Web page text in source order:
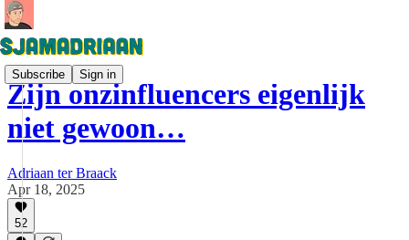
Subscribe Sign in
Zijn onzinfluencers eigenlijk
niet gewoon…
Adriaan ter Braack
Apr 18, 2025
52